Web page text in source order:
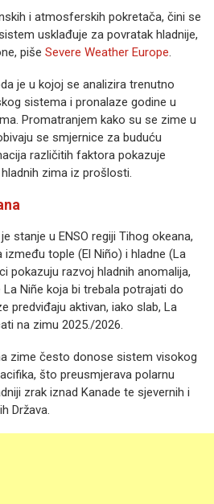
i atmosferskih pokretača, čini se
usklađuje za povratak hladnije,
piše Severe Weather Europe.
je u kojoj se analizira trenutno
sistema i pronalaze godine u
Promatranjem kako su se zime u
se smjernice za buduću
različitih faktora pokazuje
zima iz prošlosti.
stanje u ENSO regiji Tihog okeana,
tople (El Niño) i hladne (La
pokazuju razvoj hladnih anomalija,
Niñe koja bi trebala potrajati do
predviđaju aktivan, iako slab, La
na zimu 2025./2026.
zime često donose sistem visokog
što preusmjerava polarnu
zrak iznad Kanade te sjevernih i
Država.